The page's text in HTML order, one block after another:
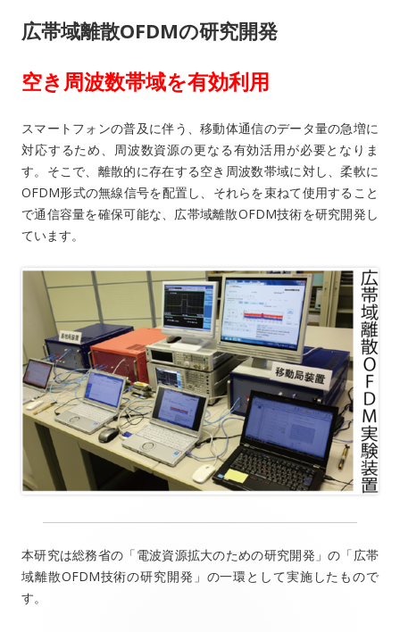
広帯域離散OFDMの研究開発
空き周波数帯域を有効利用
スマートフォンの普及に伴う、移動体通信のデータ量の急増に
対応するため、周波数資源の更なる有効活用が必要となりま
す。そこで、離散的に存在する空き周波数帯域に対し、柔軟に
OFDM形式の無線信号を配置し、それらを束ねて使用すること
で通信容量を確保可能な、広帯域離散OFDM技術を研究開発し
ています。
本研究は総務省の「電波資源拡大のための研究開発」の「広帯
域離散OFDM技術の研究開発」の一環として実施したもので
す。